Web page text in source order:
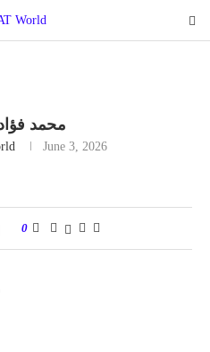
محمد
June 3, 2026
0